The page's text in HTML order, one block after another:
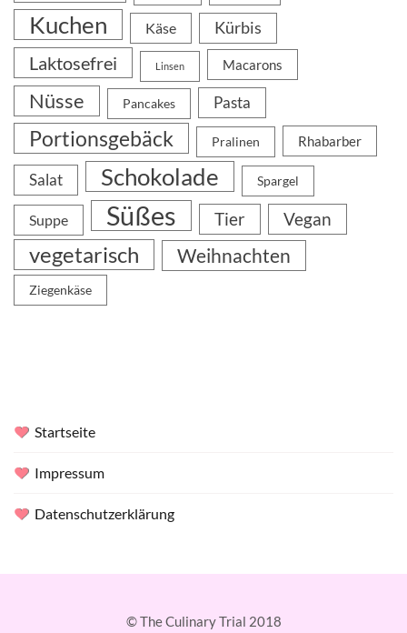
Kuchen Käse Kürbis
Laktosefrei Linsen Macarons
Nüsse Pancakes Pasta
Portionsgebäck Pralinen Rhabarber
Salat Schokolade Spargel
Suppe Süßes Tier Vegan
vegetarisch Weihnachten
Ziegenkäse
Startseite
Impressum
Datenschutzerklärung
© The Culinary Trial 2018